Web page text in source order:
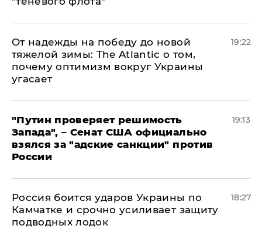
От надежды на победу до новой
тяжелой зимы: The Atlantic о том,
почему оптимизм вокруг Украины
угасает
19:22
"Путин проверяет решимость
Запада", – Сенат США официально
взялся за "адские санкции" против
России
19:13
Россия боится ударов Украины по
Камчатке и срочно усиливает защиту
подводных лодок
18:27